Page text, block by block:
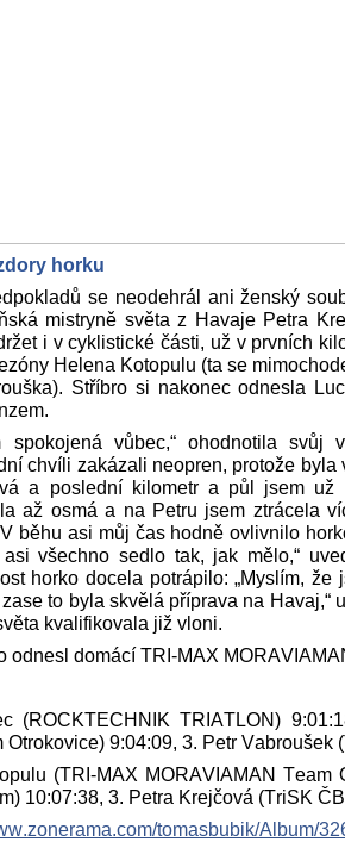
horku
se neodehrál ani ženský
mistryně světa z Havaje Petra
i v cyklistické části, už v prvních
Helena Kotopulu (ta se
Stříbro si nakonec odnesla
spokojená vůbec,“ ohodnotila svůj
chvíli zakázali neopren, protože
a poslední kilometr a půl jsem už
až osmá a na Petru jsem ztrácela
běhu asi můj čas hodně ovlivnilo
všechno sedlo tak, jak mělo,“
horko docela potrápilo: „Myslím,
to byla skvělá příprava na Havaj,“
kvalifikovala již vloni.
odnesl domácí TRI-MAX
(ROCKTECHNIK TRIATLON)
9:04:09, 3. Petr Vabroušek
(TRI-MAX MORAVIAMAN Team
10:07:38, 3. Petra Krejčová (TriSK
tomasbubik/Album/